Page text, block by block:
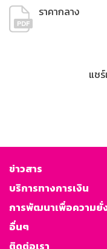
ราคากลาง
แชร์
ข่าวสาร
บริการทางการเงิน
การพัฒนาเพื่อความยั่
อื่นๆ